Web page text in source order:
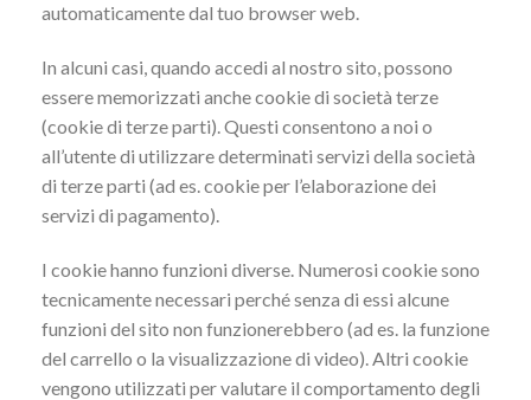
automaticamente dal tuo browser web.
In alcuni casi, quando accedi al nostro sito, possono
essere memorizzati anche cookie di società terze
(cookie di terze parti). Questi consentono a noi o
all’utente di utilizzare determinati servizi della società
di terze parti (ad es. cookie per l’elaborazione dei
servizi di pagamento).
I cookie hanno funzioni diverse. Numerosi cookie sono
tecnicamente necessari perché senza di essi alcune
funzioni del sito non funzionerebbero (ad es. la funzione
del carrello o la visualizzazione di video). Altri cookie
vengono utilizzati per valutare il comportamento degli